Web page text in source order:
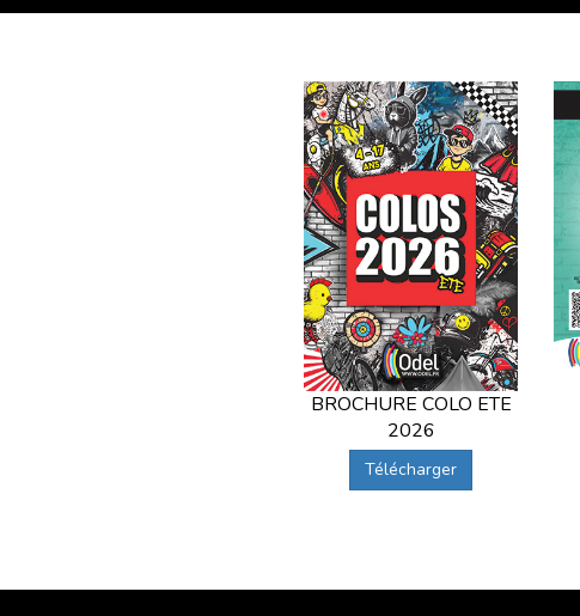
BROCHURE COLO ETE
2026
Télécharger